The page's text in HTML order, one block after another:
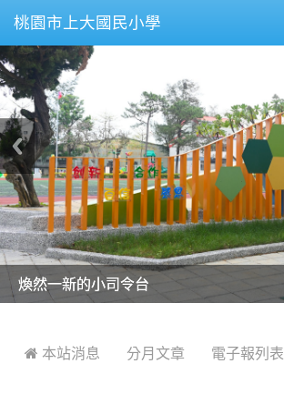
桃園市上大國民小學
美麗的操場是我們活力的來源
美麗的操場是我們活力的來源
煥然一新的小司令台
煥然一新的小司令台
富含桃園埤塘田園風光意象的中廊
富含桃園埤塘田園風光意象的中廊
嶄新的中庭廣場
嶄新的中庭廣場
水生池生生不息
水生池生生不息
 本站消息 分月文章 電子報列表